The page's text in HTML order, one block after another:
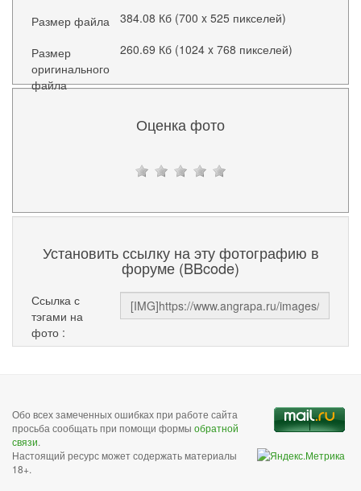
Размер файла
384.08 Кб (700 x 525 пикселей)
Размер
оригинального
файла
260.69 Кб (1024 x 768 пикселей)
Оценка фото
Установить ссылку на эту фотографию в
форуме (BBcode)
Ссылка с
тэгами на
фото :
Обо всех замеченных ошибках при работе сайта
просьба сообщать при помощи формы обратной
связи.
Настоящий ресурс может содержать материалы
18+.